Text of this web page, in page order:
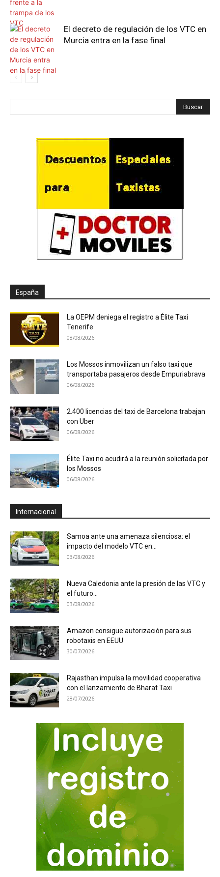
El decreto de regulación de los VTC en
Murcia entra en la fase final
España
La OEPM deniega el registro a Élite Taxi
Tenerife
08/08/2026
Los Mossos inmovilizan un falso taxi que
transportaba pasajeros desde Empuriabrava
06/08/2026
2.400 licencias del taxi de Barcelona trabajan
con Uber
06/08/2026
Élite Taxi no acudirá a la reunión solicitada por
los Mossos
06/08/2026
Internacional
Samoa ante una amenaza silenciosa: el
impacto del modelo VTC en...
03/08/2026
Nueva Caledonia ante la presión de las VTC y
el futuro...
03/08/2026
Amazon consigue autorización para sus
robotaxis en EEUU
30/07/2026
Rajasthan impulsa la movilidad cooperativa
con el lanzamiento de Bharat Taxi
28/07/2026